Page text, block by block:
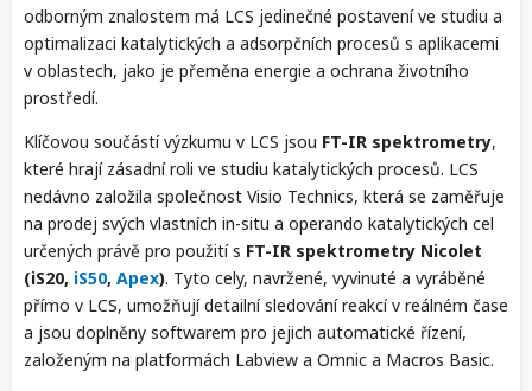
odborným znalostem má LCS jedinečné postavení ve studiu a
optimalizaci katalytických a adsorpčních procesů s aplikacemi
v oblastech, jako je přeměna energie a ochrana životního
prostředí.
Klíčovou součástí výzkumu v LCS jsou FT-IR spektrometry,
které hrají zásadní roli ve studiu katalytických procesů. LCS
nedávno založila společnost Visio Technics, která se zaměřuje
na prodej svých vlastních in-situ a operando katalytických cel
určených právě pro použití s FT-IR spektrometry Nicolet
(iS20, iS50, Apex). Tyto cely, navržené, vyvinuté a vyráběné
přímo v LCS, umožňují detailní sledování reakcí v reálném čase
a jsou doplněny softwarem pro jejich automatické řízení,
založeným na platformách Labview a Omnic a Macros Basic.